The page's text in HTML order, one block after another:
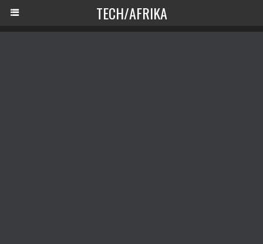
TECH/AFRIKA